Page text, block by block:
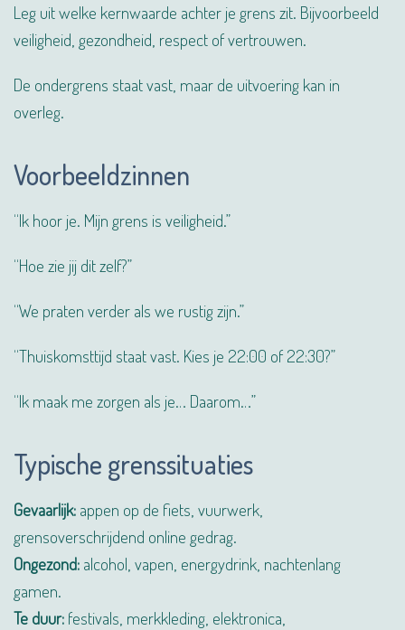
Leg uit welke kernwaarde achter je grens zit. Bijvoorbeeld
veiligheid, gezondheid, respect of vertrouwen.
De ondergrens staat vast, maar de uitvoering kan in
overleg.
Voorbeeldzinnen
“Ik hoor je. Mijn grens is veiligheid.”
“Hoe zie jij dit zelf?”
“We praten verder als we rustig zijn.”
“Thuiskomsttijd staat vast. Kies je 22:00 of 22:30?”
“Ik maak me zorgen als je… Daarom…”
Typische grenssituaties
Gevaarlijk: appen op de fiets, vuurwerk,
grensoverschrijdend online gedrag.
Ongezond: alcohol, vapen, energydrink, nachtenlang
gamen.
Te duur: festivals, merkkleding, elektronica,